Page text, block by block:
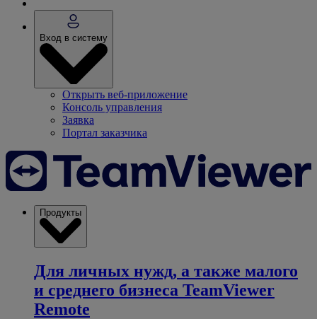
Вход в систему
Открыть веб-приложение
Консоль управления
Заявка
Портал заказчика
Продукты
Для личных нужд, а также малого
и среднего бизнеса TeamViewer
Remote